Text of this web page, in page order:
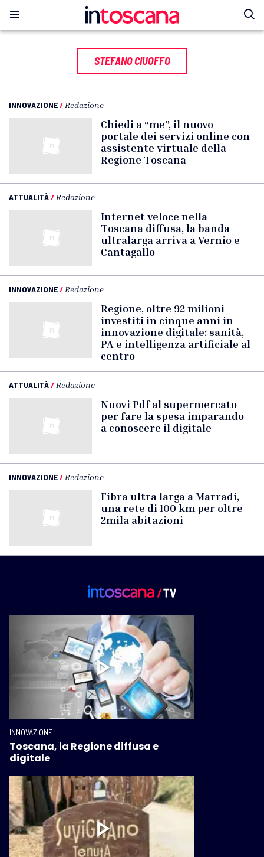
STEFANO CIUOFFO
INNOVAZIONE/ Redazione
Chiedi a “me”, il nuovo
portale dei servizi online con
assistente virtuale della
Regione Toscana
ATTUALITÀ/ Redazione
Internet veloce nella
Toscana diffusa, la banda
ultralarga arriva a Vernio e
Cantagallo
INNOVAZIONE/ Redazione
Regione, oltre 92 milioni
investiti in cinque anni in
innovazione digitale: sanità,
PA e intelligenza artificiale al
centro
ATTUALITÀ/ Redazione
Nuovi Pdf al supermercato
per fare la spesa imparando
a conoscere il digitale
INNOVAZIONE/ Redazione
Fibra ultra larga a Marradi,
una rete di 100 km per oltre
2mila abitazioni
INNOVAZIONE
Toscana, la Regione diffusa e
digitale